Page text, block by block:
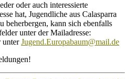
oder auch interessierte
hat, Jugendliche aus Calasparra
beherbergen, kann sich ebenfalls
unter der Mailadresse:
unterJugend.Europabaum@mail.de